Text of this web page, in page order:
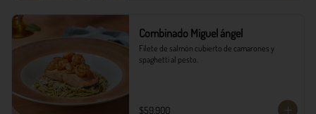
Combinado Miguel ángel
Filete de salmón cubierto de camarones y
spaghetti al pesto.
$59.900